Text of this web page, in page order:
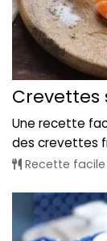
Crevettes
Une recette
des crevettes
Recette facile